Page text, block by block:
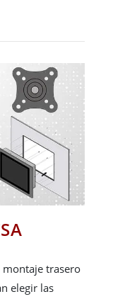
montaje trasero
elegir las